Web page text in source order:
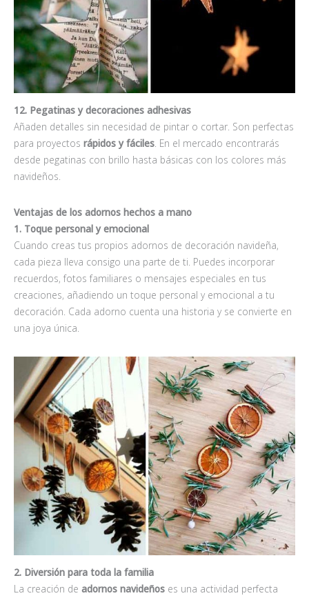
12. Pegatinas y decoraciones adhesivas
Añaden detalles sin necesidad de pintar o cortar. Son perfectas
para proyectos rápidos y fáciles. En el mercado encontrarás
desde pegatinas con brillo hasta básicas con los colores más
navideños.
Ventajas de los adornos hechos a mano
1. Toque personal y emocional
Cuando creas tus propios adornos de decoración navideña,
cada pieza lleva consigo una parte de ti. Puedes incorporar
recuerdos, fotos familiares o mensajes especiales en tus
creaciones, añadiendo un toque personal y emocional a tu
decoración. Cada adorno cuenta una historia y se convierte en
una joya única.
2. Diversión para toda la familia
La creación de adornos navideños es una actividad perfecta